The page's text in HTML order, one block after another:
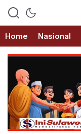
Home
Nasional